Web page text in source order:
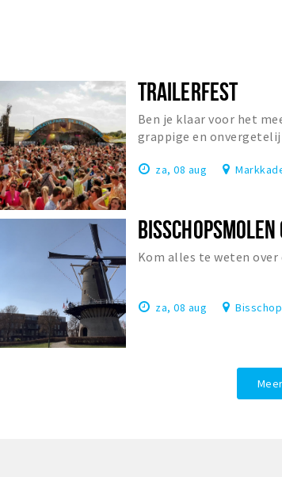
TRAILERFEST
Ben je klaar voor het
grappige en
za, 08 aug
Kom alles te weten over
za, 08 aug